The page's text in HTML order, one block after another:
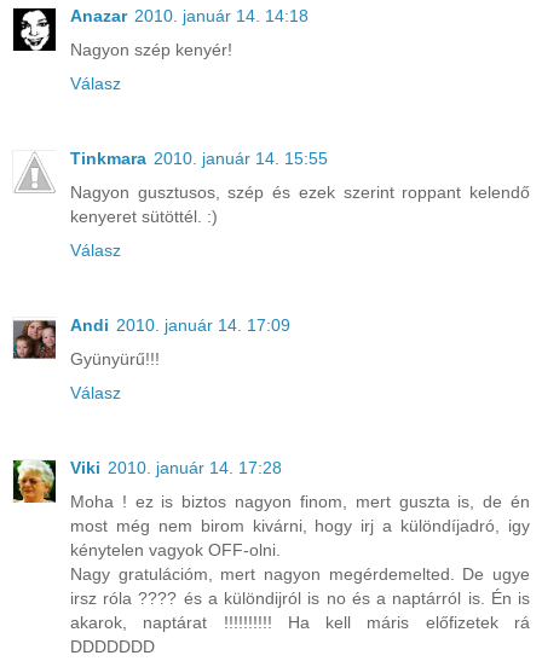
Anazar 2010. január 14. 14:18
Nagyon szép kenyér!
Válasz
Tinkmara 2010. január 14. 15:55
Nagyon gusztusos, szép és ezek szerint roppant kelendő
kenyeret sütöttél. :)
Válasz
Andi 2010. január 14. 17:09
Gyünyürű!!!
Válasz
Viki 2010. január 14. 17:28
Moha ! ez is biztos nagyon finom, mert guszta is, de én
most még nem birom kivárni, hogy irj a különdíjadró, igy
kénytelen vagyok OFF-olni.
Nagy gratulációm, mert nagyon megérdemelted. De ugye
irsz róla ???? és a különdijról is no és a naptárról is. Én is
akarok, naptárat !!!!!!!!!! Ha kell máris előfizetek rá
DDDDDDD